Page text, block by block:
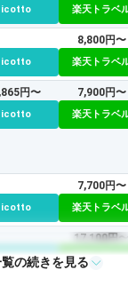
icotto 楽天トラベ
icotto
8,800円〜
楽天トラベ
円〜
icotto
7,900円〜
楽天トラベ
icotto
7,700円〜
楽天トラベ
icotto
17,100円〜
楽天トラベル
の続きを見る